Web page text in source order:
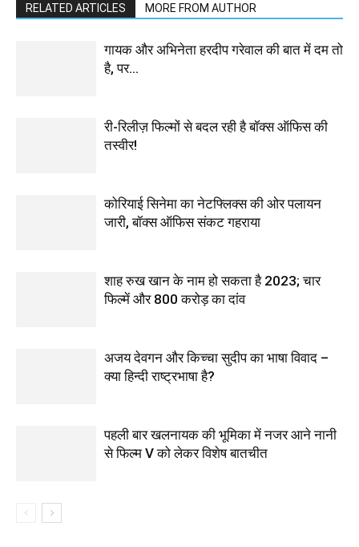
RELATED ARTICLES MORE FROM AUTHOR
गायक और अभिनेता हरदीप गरेवाल की बात में दम तो
है, पर…
री-रिलीज़ फिल्मों से बदल रही है बॉक्स ऑफिस की
तस्वीर!
कोरियाई सिनेमा का नेटफ्लिक्स की ओर पलायन
जारी, बॉक्स ऑफिस संकट गहराया
शाह रुख खान के नाम हो सकता है 2023; चार
फिल्में और 800 करोड़ का दांव
अजय देवगन और किच्चा सुदीप का भाषा विवाद –
क्या हिन्दी राष्ट्रभाषा है?
पहली बार खलनायक की भूमिका में नजर आने नानी
से फिल्‍म V को लेकर विशेष बातचीत